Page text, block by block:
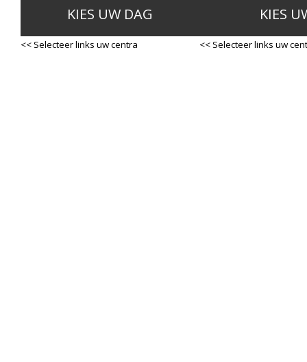
KIES UW DAG
<< Selecteer links uw centra
KIES
<< Selecteer links uw